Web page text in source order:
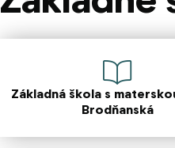
Základná škola s
Brodňanská